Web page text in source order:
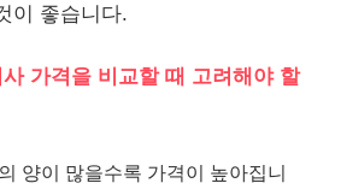
이 좋습니다.
가격을 비교할 때 고려해야 할
양이 많을수록 가격이 높아집니